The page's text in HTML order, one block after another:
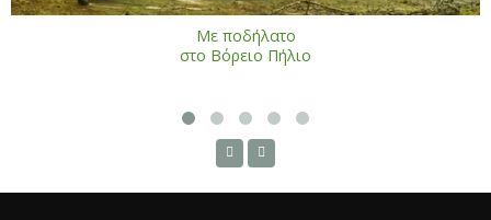
Με ποδήλατο
στο Βόρειο Πήλιο